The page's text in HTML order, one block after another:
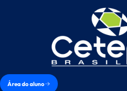
Área do aluno